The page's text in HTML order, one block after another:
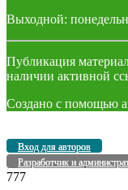
Выходной:
Публикация
наличии активной
Создано с помощью
Вход для авторов
Разработчик и
777